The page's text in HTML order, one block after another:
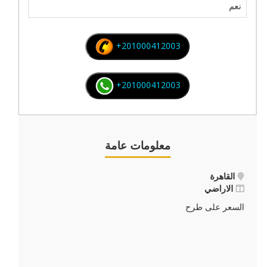
نعم
+201000412003
+201000412003
معلومات عامة
القاهرة
الاراضي
السعر على طرح